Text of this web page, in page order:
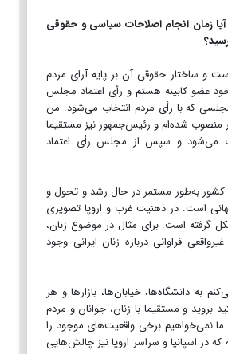
زمان انجام اصلاحات سیاسی و حقوقی
و ساختار حقوقی آن بر پایه آرای مردم
عضو کابینه هستم و رأی اعتماد مجلس
مجلسی که با رأی مردم انتخاب می‌شود. من
شده‌ام و رئیس‌جمهور نیز مستقیما
می‌شود و سپس از مجلس رأی اعتماد
کشور به‌طور مستمر در حال رشد و تحول و
است. در ذهنیت غرب و اروپا تصویری
گرفته است. برای مثال در موضوع زنان،
فراوانی درباره زنان ایرانی وجود
به دانشگاه‌ها، خیابان‌ها، بازارها و هر
بروید و مستقیما با زنان، جوانان و مردم
ما نمی‌خواهیم برخی واقعیت‌های موجود را
که در اسپانیا و سراسر اروپا نیز چالش‌هایی